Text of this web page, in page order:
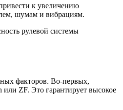
к увеличению
шумам и вибрациям.
рулевой системы
факторов. Во-первых,
или ZF. Это гарантирует высокое